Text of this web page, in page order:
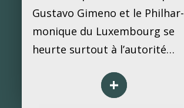
Gus­tavo Gimeno et le Phil­har­
mo­nique du Luxem­bourg se
heurte sur­tout à l’auto­rité…
+